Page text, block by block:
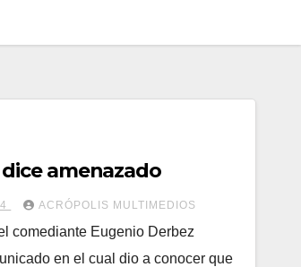
amenazado
ACRÓPOLIS MULTIMEDIOS
comediante Eugenio Derbez
en el cual dio a conocer que